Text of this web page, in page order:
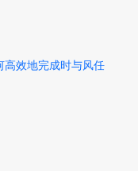
高效地完成时与风任